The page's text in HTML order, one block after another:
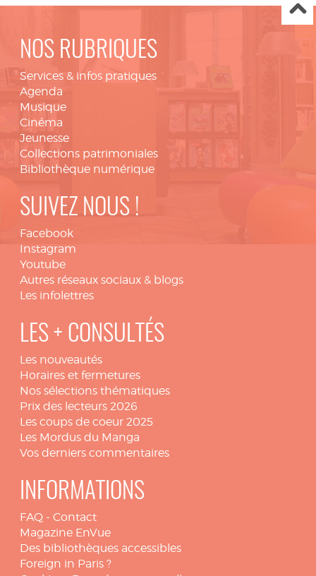
NOS RUBRIQUES
Services & infos pratiques
Agenda
Musique
Cinéma
Jeunesse
Collections patrimoniales
Bibliothèque numérique
SUIVEZ NOUS !
Facebook
Instagram
Youtube
Autres réseaux sociaux & blogs
Les infolettres
LES + CONSULTÉS
Les nouveautés
Horaires et fermetures
Nos sélections thématiques
Prix des lecteurs 2026
Les coups de coeur 2025
Les Mordus du Manga
Vos derniers commentaires
INFORMATIONS
FAQ - Contact
Magazine EnVue
Des bibliothèques accessibles
Foreign in Paris ?